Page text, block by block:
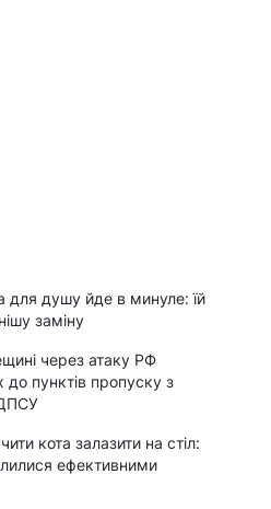
для душу йде в минуле: їй
заміну
через атаку РФ
пунктів пропуску з
кота залазити на стіл:
ефективними